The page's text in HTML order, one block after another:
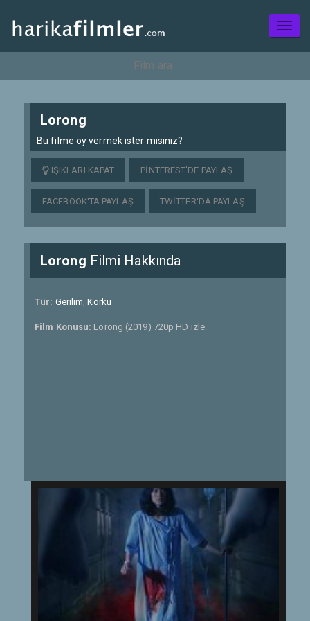
Lorong
Bu filme oy vermek ister misiniz?
IŞIKLARI KAPAT PINTEREST'DE PAYLAŞ
FACEBOOK'TA PAYLAŞ TWITTER'DA PAYLAŞ
Lorong Filmi Hakkında
Tür: Gerilim,Korku
Film Konusu: Lorong (2019) 720p HD izle.